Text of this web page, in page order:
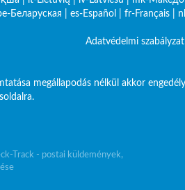
Беларуская es-Español fr-Français
Adatvédelmi szabályzat
megállapodás nélkül akkor
Track - postai küldemények,